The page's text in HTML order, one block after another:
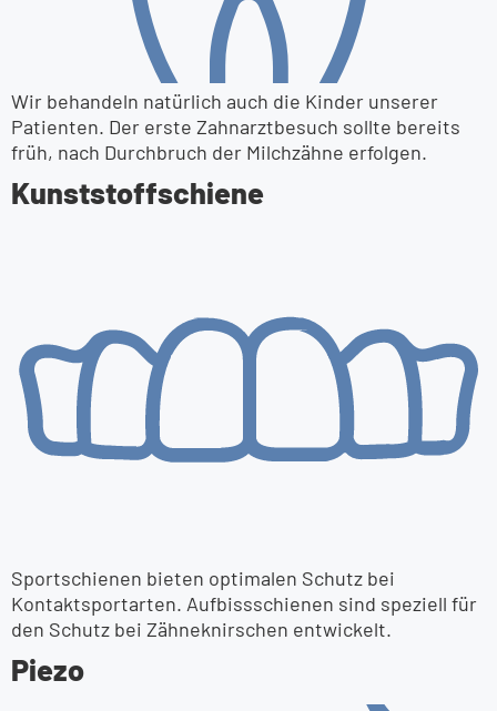
Wir behandeln natürlich auch die Kinder unserer
Patienten. Der erste Zahnarztbesuch sollte bereits
früh, nach Durchbruch der Milchzähne erfolgen.
Kunststoff­schiene
Sportschienen bieten optimalen Schutz bei
Kontaktsportarten. Aufbissschienen sind speziell für
den Schutz bei Zähneknirschen entwickelt.
Piezo